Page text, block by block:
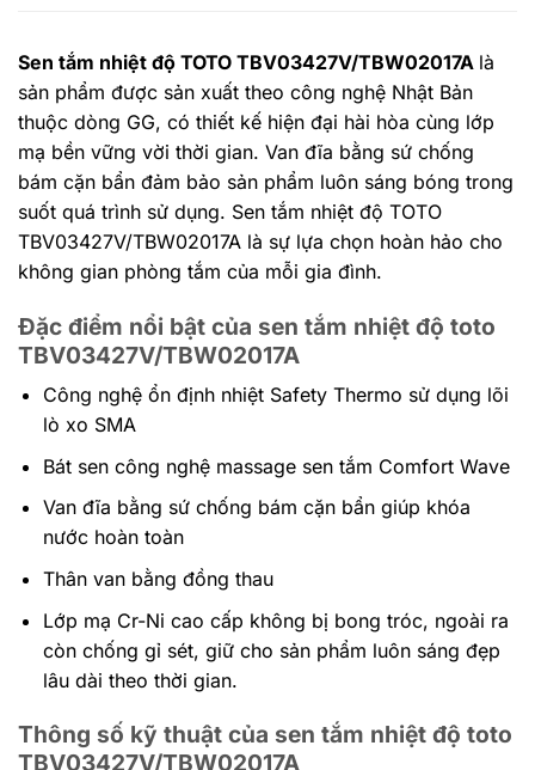
Sen tắm nhiệt độ TOTO TBV03427V/TBW02017A là
sản phẩm được sản xuất theo công nghệ Nhật Bản
thuộc dòng GG, có thiết kế hiện đại hài hòa cùng lớp
mạ bền vững vời thời gian. Van đĩa bằng sứ chống
bám cặn bẩn đảm bảo sản phẩm luôn sáng bóng trong
suốt quá trình sử dụng. Sen tắm nhiệt độ TOTO
TBV03427V/TBW02017A là sự lựa chọn hoàn hảo cho
không gian phòng tắm của mỗi gia đình.
Đặc điểm nổi bật của sen tắm nhiệt độ toto
TBV03427V/TBW02017A
Công nghệ ổn định nhiệt Safety Thermo sử dụng lõi
lò xo SMA
Bát sen công nghệ massage sen tắm Comfort Wave
Van đĩa bằng sứ chống bám cặn bẩn giúp khóa
nước hoàn toàn
Thân van bằng đồng thau
Lớp mạ Cr-Ni cao cấp không bị bong tróc, ngoài ra
còn chống gỉ sét, giữ cho sản phẩm luôn sáng đẹp
lâu dài theo thời gian.
Thông số kỹ thuật của sen tắm nhiệt độ toto
TBV03427V/TBW02017A